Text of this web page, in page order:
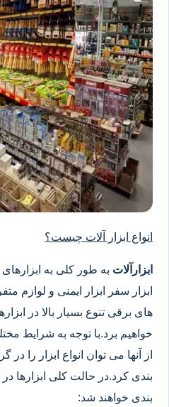
انواع ابزار آلات چیست؟
ابزارآلات به طور کلی به
ابزار سفر ابزار ایمنی و لوازم
های برقی تنوع بسیار بالا در
خواهیم برد.با توجه به شرایط
از آنها می توان انواع ابزار را
بندی کرد.در حالت کلی ابزارها
بندی خواهند شد: